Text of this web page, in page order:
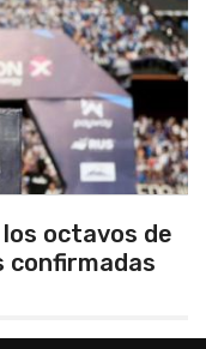
15 y Sub 13
debut